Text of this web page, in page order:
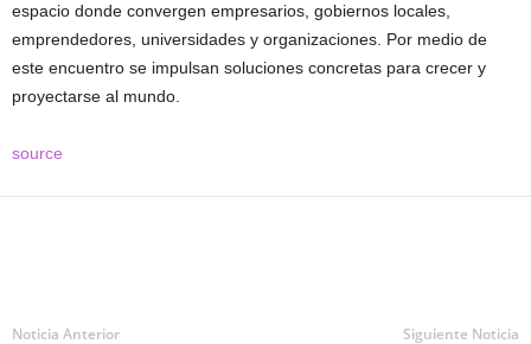
espacio donde convergen empresarios, gobiernos locales,
emprendedores, universidades y organizaciones. Por medio de
este encuentro se impulsan soluciones concretas para crecer y
proyectarse al mundo.
source
Noticia Anterior Siguiente Noticia